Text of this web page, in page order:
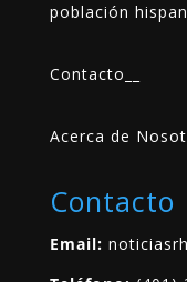
población
Contacto
Acerca de
Contacto
Email: